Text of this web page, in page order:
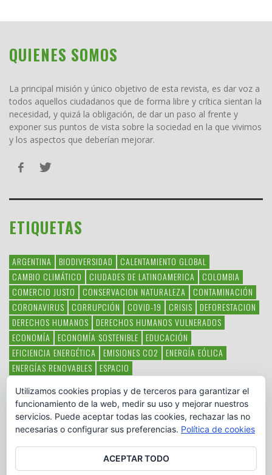
QUIENES SOMOS
La principal misión y único objetivo de esta revista, es dar voz a
todos aquellos ciudadanos que de forma libre y crítica sientan la
necesidad, y quizá la obligación, de dar un paso al frente y
exponer sus puntos de vista sobre la sociedad en la que vivimos
y los aspectos que deberían mejorar.
ETIQUETAS
ARGENTINA BIODIVERSIDAD
CALENTAMIENTO GLOBAL
CAMBIO CLIMÁTICO
CIUDADES DE LATINOAMERICA
COLOMBIA
COMERCIO JUSTO
CONSERVACION NATURALEZA
CONTAMINACIÓN
CORONAVIRUS
CORRUPCIÓN COVID-19 CRISIS
DEFORESTACION
DERECHOS HUMANOS
DERECHOS HUMANOS VULNERADOS
ECONOMÍA
ECONOMÍA SOSTENIBLE
EDUCACIÓN
EFICIENCIA ENERGÉTICA
EMISIONES CO2
ENERGÍA EÓLICA
ENERGÍAS RENOVABLES
ESPACIO
HAMBRE LATINOAMÉRICA MEDIO AMBIENTE
MÉXICO
OBJETIVOS DEL MILENIO
ONGS PAZ POBREZA POESÍA
POLITICA
PUEBLOS INDÍGENAS RSC RSE
SOBERANÍA ALIMENTARIA
SOLIDARIDAD SOSTENIBILIDAD TECNOLOGÍA VERTIDO PETROLEO
Utilizamos cookies propias y de terceros para garantizar el
funcionamiento de la web, medir su uso y mejorar nuestros
servicios. Puede aceptar todas las cookies, rechazar las no
necesarias o configurar sus preferencias. Política de cookies
ACEPTAR TODO